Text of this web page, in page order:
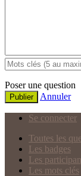
Poser une question
Publier Annuler
Se connecter
Toutes les
Les badges
Les
Les mots clés